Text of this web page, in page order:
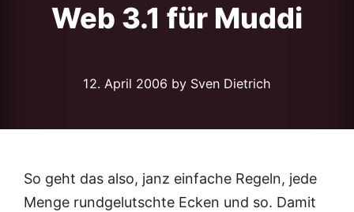
Web 3.1 für Muddi
12. April 2006 by Sven Dietrich
So geht das also, janz einfache Regeln, jede
Menge rundgelutschte Ecken und so. Damit